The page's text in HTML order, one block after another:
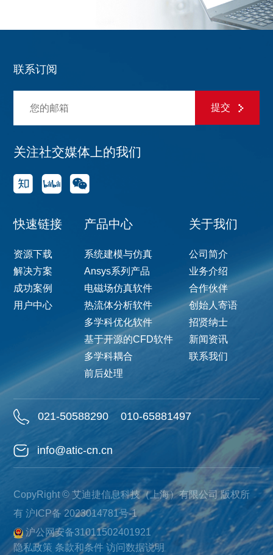
联系订阅
提交
关注社交媒体上的我们
快速链接
资源下载
解决方案
成功案例
用户中心
产品中心
系统建模与仿真
Ansys系列产品
电磁场仿真软件
热流体分析软件
多学科优化软件
基于开源的CFD软件
多学科耦合
前后处理
关于我们
公司简介
业务介绍
合作伙伴
创始人寄语
招贤纳士
新闻资讯
联系我们
021-50588290 010-65881497
info@atic-cn.cn
CopyRight © 艾迪捷信息科技（上海）有限公司 版权所
有沪ICP备 2023014781号-1
沪公网安备31011502401921
隐私政策 条款和条件 访问数据说明